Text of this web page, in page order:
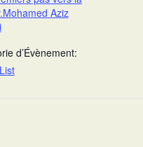
Aziz
d’Évènement: